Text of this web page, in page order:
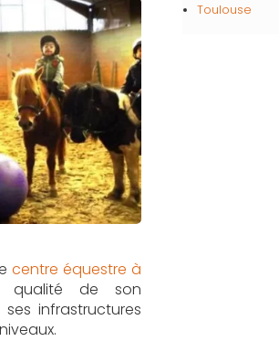
centre équestre à
qualité de son
infrastructures
Toulouse